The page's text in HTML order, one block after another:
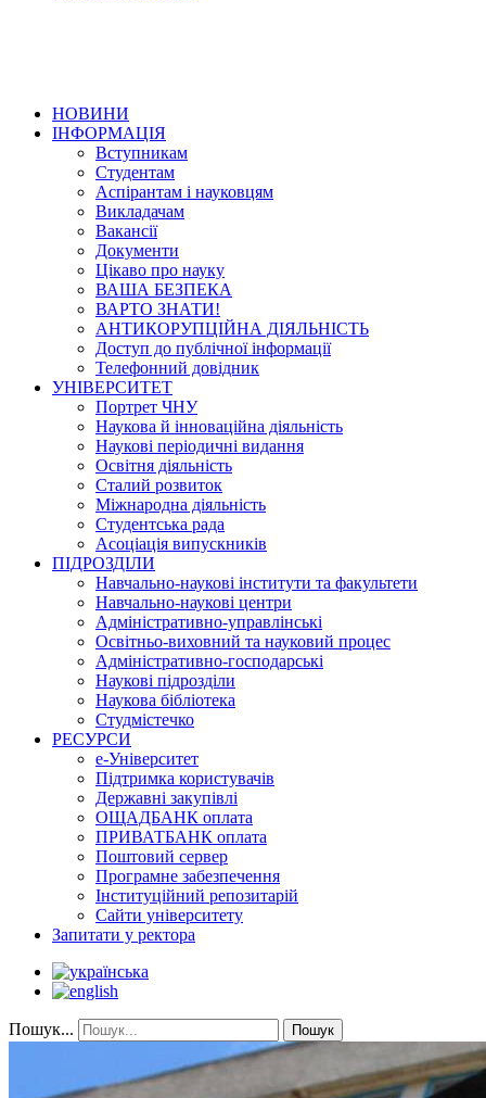
НОВИНИ
ІНФОРМАЦІЯ
Вступникам
Студентам
Аспірантам і науковцям
Викладачам
Вакансії
Документи
Цікаво про науку
ВАША БЕЗПЕКА
ВАРТО ЗНАТИ!
АНТИКОРУПЦІЙНА ДІЯЛЬНІСТЬ
Доступ до публічної інформації
Телефонний довідник
УНІВЕРСИТЕТ
Портрет ЧНУ
Наукова й інноваційна діяльність
Наукові періодичні видання
Освітня діяльність
Сталий розвиток
Міжнародна діяльність
Студентська рада
Асоціація випускників
ПІДРОЗДІЛИ
Навчально-наукові інститути та факультети
Навчально-наукові центри
Адміністративно-управлінські
Освітньо-виховний та науковий процес
Адміністративно-господарські
Наукові підрозділи
Наукова бібліотека
Студмістечко
РЕСУРСИ
е-Університет
Підтримка користувачів
Державні закупівлі
ОЩАДБАНК оплата
ПРИВАТБАНК оплата
Поштовий сервер
Програмне забезпечення
Інституційний репозитарій
Сайти університету
Запитати у ректора
Пошук... Пошук